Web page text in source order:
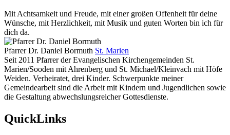
Mit Achtsamkeit und Freude, mit einer großen Offenheit für deine
Wünsche, mit Herzlichkeit, mit Musik und guten Worten bin ich für
dich da.
Pfarrer Dr. Daniel Bormuth St. Marien
Seit 2011 Pfarrer der Evangelischen Kirchengemeinden St.
Marien/Sooden mit Ahrenberg und St. Michael/Kleinvach mit Höfe
Weiden. Verheiratet, drei Kinder. Schwerpunkte meiner
Gemeindearbeit sind die Arbeit mit Kindern und Jugendlichen sowie
die Gestaltung abwechslungsreicher Gottesdienste.
QuickLinks